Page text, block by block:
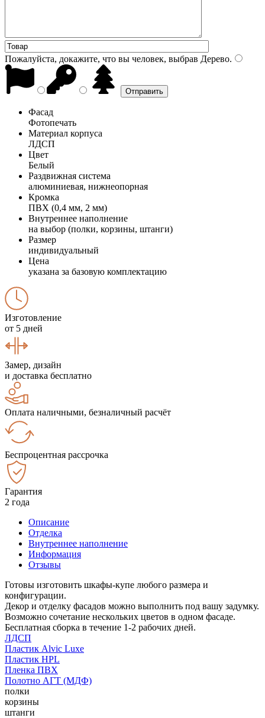
Пожалуйста, докажите, что вы человек, выбрав Дерево.
Фасад
Фотопечать
Материал корпуса
ЛДСП
Цвет
Белый
Раздвижная система
алюминиевая, нижнеопорная
Кромка
ПВХ (0,4 мм, 2 мм)
Внутреннее наполнение
на выбор (полки, корзины, штанги)
Размер
индивидуальный
Цена
указана за базовую комплектацию
Изготовление
от 5 дней
Замер, дизайн
и доставка бесплатно
Оплата наличными, безналичный расчёт
Беспроцентная рассрочка
Гарантия
2 года
Описание
Отделка
Внутреннее наполнение
Информация
Отзывы
Готовы изготовить шкафы-купе любого размера и
конфигурации.
Декор и отделку фасадов можно выполнить под вашу задумку.
Возможно сочетание нескольких цветов в одном фасаде.
Бесплатная сборка в течение 1-2 рабочих дней.
ЛДСП
Пластик Alvic Luxe
Пластик HPL
Пленка ПВХ
Полотно АГТ (МДФ)
полки
корзины
штанги